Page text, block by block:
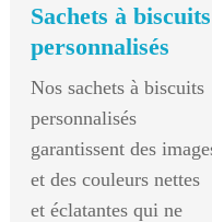
Sachets à biscuits
personnalisés
Nos sachets à biscuits
personnalisés
garantissent des
et des couleurs nettes
et éclatantes qui ne